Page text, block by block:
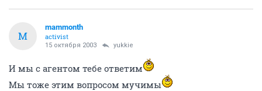
M
mammonth
activist
15 октября 2003 yukkie
И мы с агентом тебе ответим
Мы тоже этим вопросом мучимы